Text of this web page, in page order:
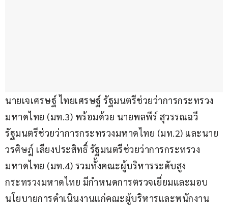
นายเจเศรษฐ์ ไทยเศรษฐ์ รัฐมนตรีช่วยว่าการกระทรวง
มหาดไทย (มท.3) พร้อมด้วย นายพลพีร์ สุวรรณฉวี
รัฐมนตรีช่วยว่าการกระทรวงมหาดไทย (มท.2) และนาย
วรศิษฎ์ เลียงประสิทธิ์ รัฐมนตรีช่วยว่าการกระทรวง
มหาดไทย (มท.4) รวมทั้งคณะผู้บริหารระดับสูง
กระทรวงมหาดไทย มีกำหนดการตรวจเยี่ยมและมอบ
นโยบายการดำเนินงานแก่คณะผู้บริหารและพนักงาน